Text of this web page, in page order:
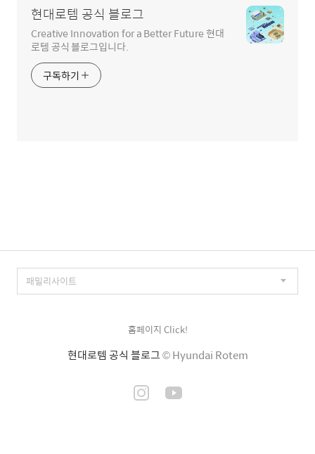
현대로템 공식 블로그
Creative Innovation for a Better Future 현대
로템 공식 블로그입니다.
구독하기
홈페이지 Click!
현대로템 공식 블로그© Hyundai Rotem